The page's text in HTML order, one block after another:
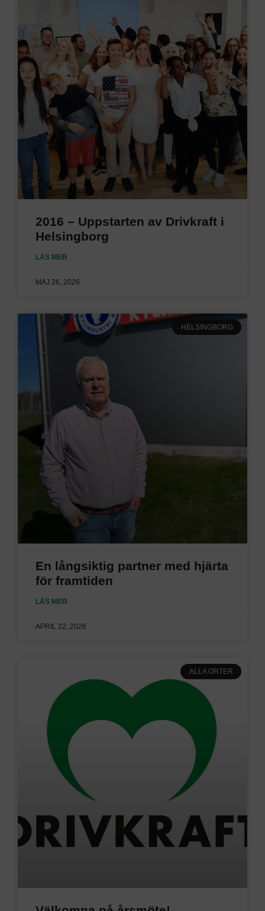
2016 – Uppstarten av Drivkraft i
Helsingborg
LÄS MER
MAJ 26, 2026
HELSINGBORG
En långsiktig partner med hjärta
för framtiden
LÄS MER
APRIL 22, 2026
ALLA ORTER